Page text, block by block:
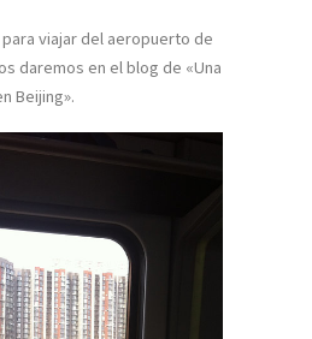
viajar del aeropuerto de
daremos en el blog de «Una
Beijing».